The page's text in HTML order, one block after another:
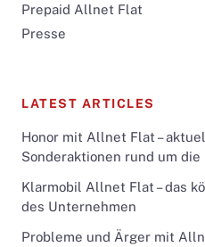
Prepaid Allnet Flat
Presse
LATEST ARTICLES
Honor mit Allnet Flat –
Sonderaktionen rund um die
Klarmobil Allnet Flat – das
des Unternehmen
Probleme und Ärger mit